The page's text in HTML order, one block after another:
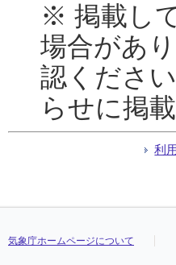
※ 掲載し
場合があ
認くださ
らせに掲
利
気象庁ホームページについて